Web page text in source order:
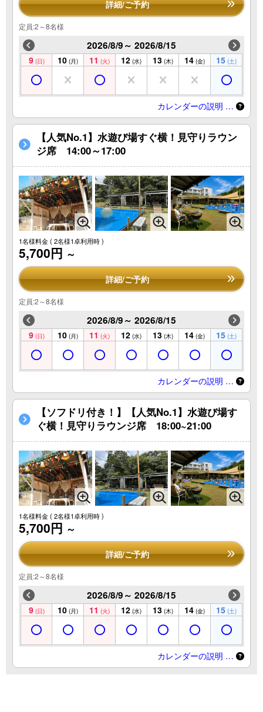
詳細/ご予約
定員:2～8名様
2026/8/9～ 2026/8/15
9 (日) 10 (月) 11 (火) 12 (水) 13 (木) 14 (金) 15 (土)
カレンダーの説明 …
【人気No.1】水遊び場すぐ横！見守りラウン
ジ席 14:00～17:00
1名様料金( 2名様1卓利用時 )
5,700円 ～
詳細/ご予約
定員:2～8名様
2026/8/9～ 2026/8/15
9 (日) 10 (月) 11 (火) 12 (水) 13 (木) 14 (金) 15 (土)
カレンダーの説明 …
【ソフドリ付き！】【人気No.1】水遊び場す
ぐ横！見守りラウンジ席 18:00~21:00
1名様料金( 2名様1卓利用時 )
5,700円 ～
詳細/ご予約
定員:2～8名様
2026/8/9～ 2026/8/15
9 (日) 10 (月) 11 (火) 12 (水) 13 (木) 14 (金) 15 (土)
カレンダーの説明 …